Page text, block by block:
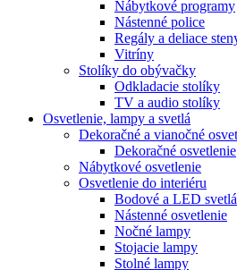
Nábytkové programy
Nástenné police
Regály a deliace
Vitríny
Stolíky do obývačky
Odkladacie stolíky
TV a audio stolíky
Osvetlenie, lampy a svetlá
Dekoračné a vianočné
Dekoračné osvetlenie
Nábytkové osvetlenie
Osvetlenie do interiéru
Bodové a LED svetlá
Nástenné osvetlenie
Nočné lampy
Stojacie lampy
Stolné lampy